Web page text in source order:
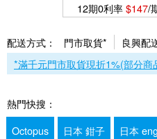
12期0利率$147/
配送方式： 門市取貨*
良興配
*滿千元門市取貨現折1%(部分
熱門快搜：
Octopus
日本 鉗子 日本